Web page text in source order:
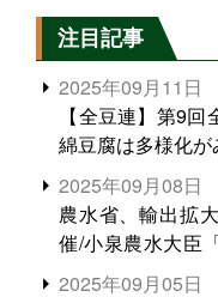
注目記事
2025年09月11日
【全豆連】第9
綿豆腐は多様化が
2025年09月08日
農水省、輸出拡
催/小泉農水大臣
る。米増産に向け
2025年09月05日